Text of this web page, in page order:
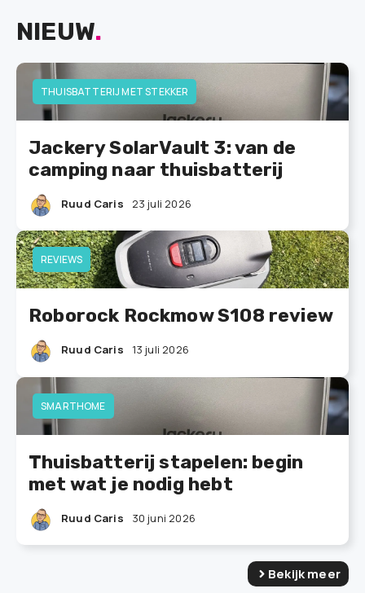
NIEUW.
THUISBATTERIJ MET STEKKER
Jackery SolarVault 3: van de
camping naar thuisbatterij
Ruud Caris 23 juli 2026
REVIEWS
Roborock Rockmow S108 review
Ruud Caris 13 juli 2026
SMARTHOME
Thuisbatterij stapelen: begin
met wat je nodig hebt
Ruud Caris 30 juni 2026
Bekijk meer